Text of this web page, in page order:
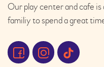
Our play center and cafe
familiy to spend a great